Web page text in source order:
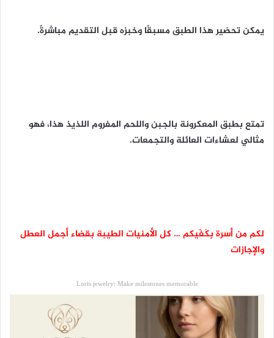
يمكن تحضير هذا الطبق مسبقًا وخبزه قبل التقديم مباشرةً.
تمتع بطبق المعكرونة بالجبن واللحم المفروم اللذيذ هذا، فهو
مثالي لعشاءات العائلة والتجمعات.
لكم من أسرة بِكَفّيكم … كل الأمنيات الطيبة بقضاء أجمل العطل
والإجازات
Loris jewelry: Make milestones memorable